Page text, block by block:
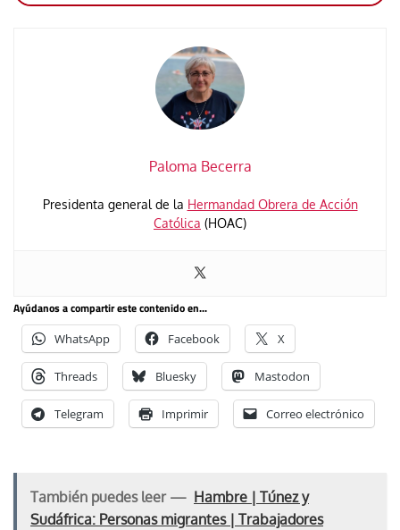
Paloma Becerra
Presidenta general de la Hermandad Obrera de Acción
Católica (HOAC)
Ayúdanos a compartir este contenido en...
WhatsApp Facebook X
Threads Bluesky Mastodon
Telegram Imprimir Correo electrónico
También puedes leer — Hambre | Túnez y
Sudáfrica: Personas migrantes | Trabajadores